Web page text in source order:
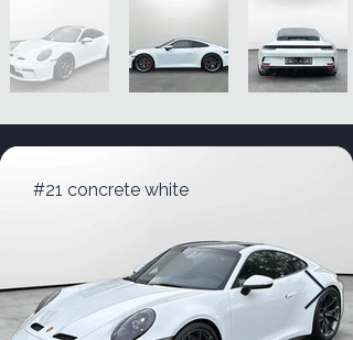
#21 concrete white